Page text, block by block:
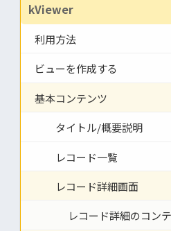
kViewer
利用方法
ビューを作成する
基本コンテンツ
タイトル/概要説明
レコード一覧
レコード詳細画面
レコード詳細のコン